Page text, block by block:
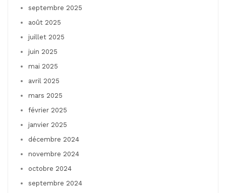
septembre 2025
août 2025
juillet 2025
juin 2025
mai 2025
avril 2025
mars 2025
février 2025
janvier 2025
décembre 2024
novembre 2024
octobre 2024
septembre 2024